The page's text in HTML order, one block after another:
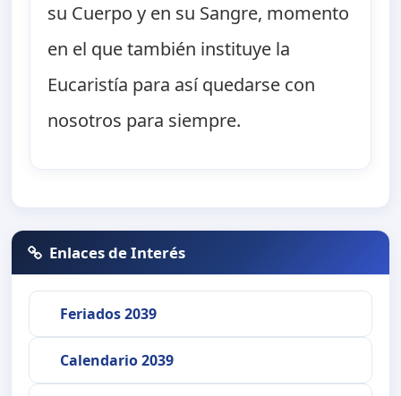
su Cuerpo y en su Sangre, momento
en el que también instituye la
Eucaristía para así quedarse con
nosotros para siempre.
Enlaces de Interés
Feriados 2039
Calendario 2039